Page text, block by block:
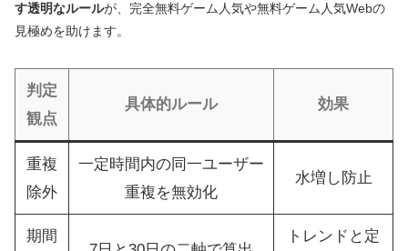
す透明なルールが、完全無料ゲーム人気や無料ゲーム人気Webの
見極めを助けます。
判定
観点
具体的ルール 効果
重複
除外
一定時間内の同一ユーザー
重複を無効化
水増し防止
期間
トレンドと定